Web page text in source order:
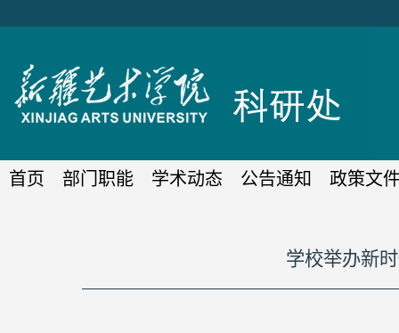
首页 部门职能 学术动态 公告通知 政策文
学校举办新